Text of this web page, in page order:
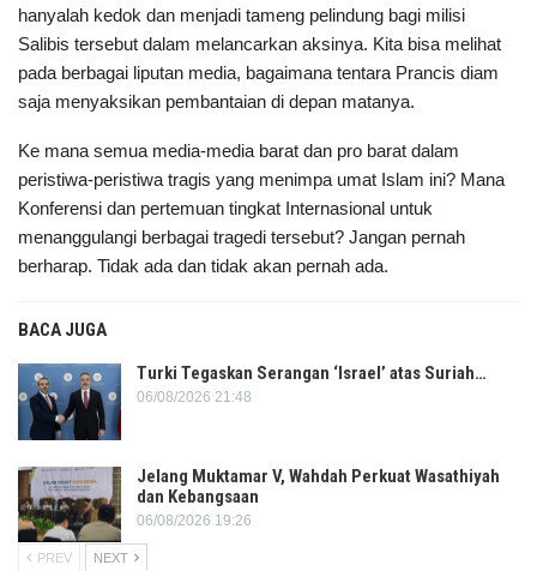
hanyalah kedok dan menjadi tameng pelindung bagi milisi
Salibis tersebut dalam melancarkan aksinya. Kita bisa melihat
pada berbagai liputan media, bagaimana tentara Prancis diam
saja menyaksikan pembantaian di depan matanya.
Ke mana semua media-media barat dan pro barat dalam
peristiwa-peristiwa tragis yang menimpa umat Islam ini? Mana
Konferensi dan pertemuan tingkat Internasional untuk
menanggulangi berbagai tragedi tersebut? Jangan pernah
berharap. Tidak ada dan tidak akan pernah ada.
BACA JUGA
Turki Tegaskan Serangan ‘Israel’ atas Suriah…
06/08/2026 21:48
Jelang Muktamar V, Wahdah Perkuat Wasathiyah
dan Kebangsaan
06/08/2026 19:26
PREV NEXT